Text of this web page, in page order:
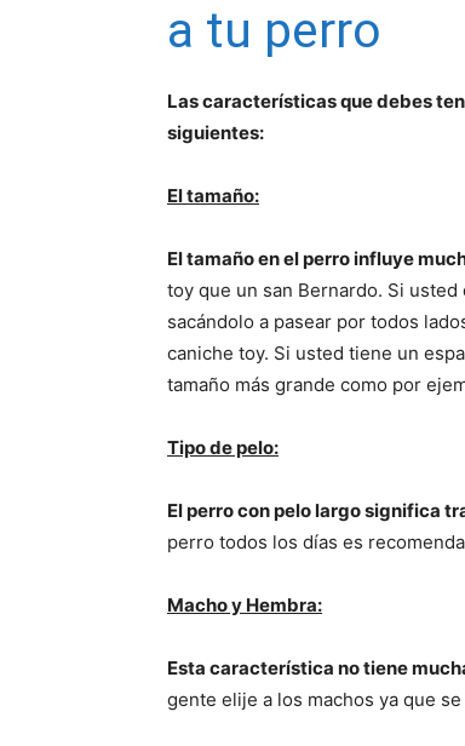
a tu perro
Las características que debes
siguientes:
El tamaño:
El tamaño en el perro influye
toy que un san Bernardo. Si
sacándolo a pasear por todos
caniche toy. Si usted tiene un
tamaño más grande como por
Tipo de pelo:
El perro con pelo largo significa
perro todos los días es
Macho y Hembra:
Esta característica no tiene
gente elije a los machos ya que